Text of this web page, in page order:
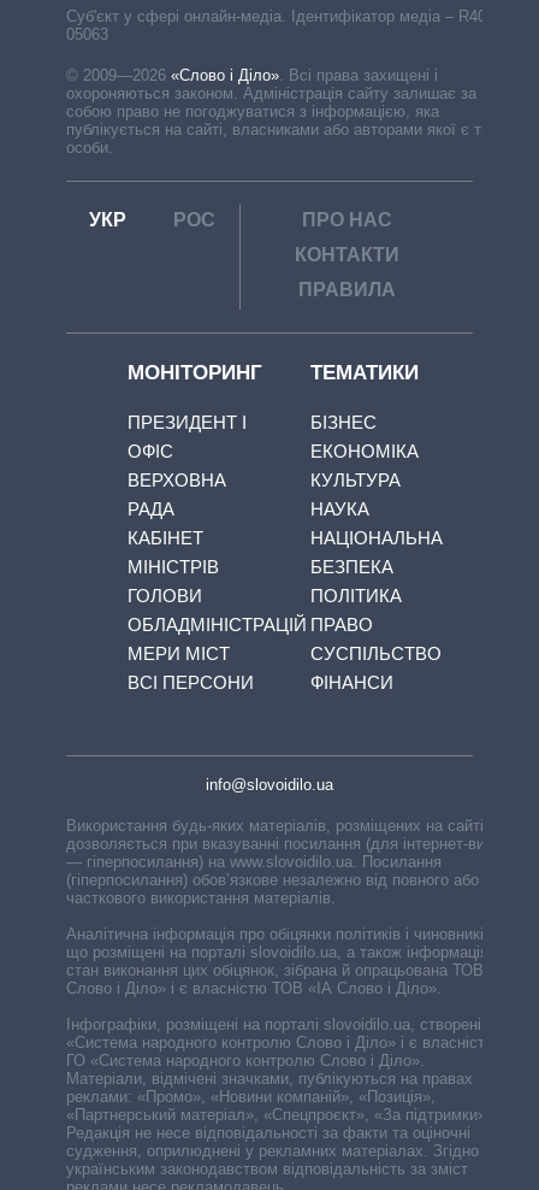
Cуб'єкт у сфері онлайн-медіа. Ідентифікатор медіа – R40-
05063
© 2009—2026 «Слово і Діло». Всі права захищені і
охороняються законом. Адміністрація сайту залишає за
собою право не погоджуватися з інформацією, яка
публікується на сайті, власниками або авторами якої є треті
особи.
УКР РОС
ПРО НАС
КОНТАКТИ
ПРАВИЛА
МОНІТОРИНГ
ПРЕЗИДЕНТ І
ОФІС
ВЕРХОВНА
РАДА
КАБІНЕТ
МІНІСТРІВ
ГОЛОВИ
ОБЛАДМІНІСТРАЦІЙ
МЕРИ МІСТ
ВСІ ПЕРСОНИ
ТЕМАТИКИ
БІЗНЕС
ЕКОНОМІКА
КУЛЬТУРА
НАУКА
НАЦІОНАЛЬНА
БЕЗПЕКА
ПОЛІТИКА
ПРАВО
СУСПІЛЬСТВО
ФІНАНСИ
info@slovoidilo.ua
Використання будь-яких матеріалів, розміщених на сайті,
дозволяється при вказуванні посилання (для інтернет-видань
— гіперпосилання) на www.slovoidilo.ua. Посилання
(гіперпосилання) обов’язкове незалежно від повного або
часткового використання матеріалів.
Аналітична інформація про обіцянки політиків і чиновників,
що розміщені на порталі slovoidilo.ua, а також інформація про
стан виконання цих обіцянок, зібрана й опрацьована ТОВ «ІА
Слово і Діло» і є власністю ТОВ «ІА Слово і Діло».
Інфографіки, розміщені на порталі slovoidilo.ua, створені ГО
«Система народного контролю Слово і Діло» і є власністю
ГО «Система народного контролю Слово і Діло».
Матеріали, відмічені значками, публікуються на правах
реклами: «Промо», «Новини компаній», «Позиція»,
«Партнерський матеріал», «Спецпроєкт», «За підтримки».
Редакція не несе відповідальності за факти та оціночні
судження, оприлюднені у рекламних матеріалах. Згідно з
українським законодавством відповідальність за зміст